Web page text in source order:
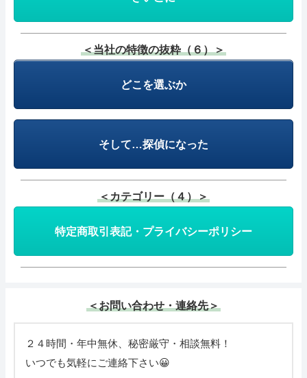
＜当社の特徴の抜粋（６）＞
どこを選ぶか
そして…探偵になった
＜カテゴリー（４）＞
特定商取引表記・プライバシーポリシー
＜お問い合わせ・連絡先＞
２４時間・年中無休、秘密厳守・相談無料！
いつでも気軽にご連絡下さい😀